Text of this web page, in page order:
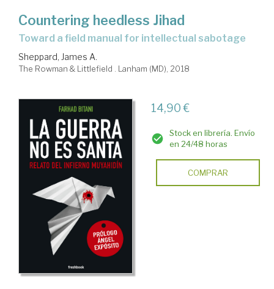
Countering heedless Jihad
toward a field manual for intellectual sabotage
Sheppard, James A.
The Rowman & Littlefield . Lanham (MD), 2018
14,90 €
Stock en librería. Envío
en 24/48 horas
COMPRAR